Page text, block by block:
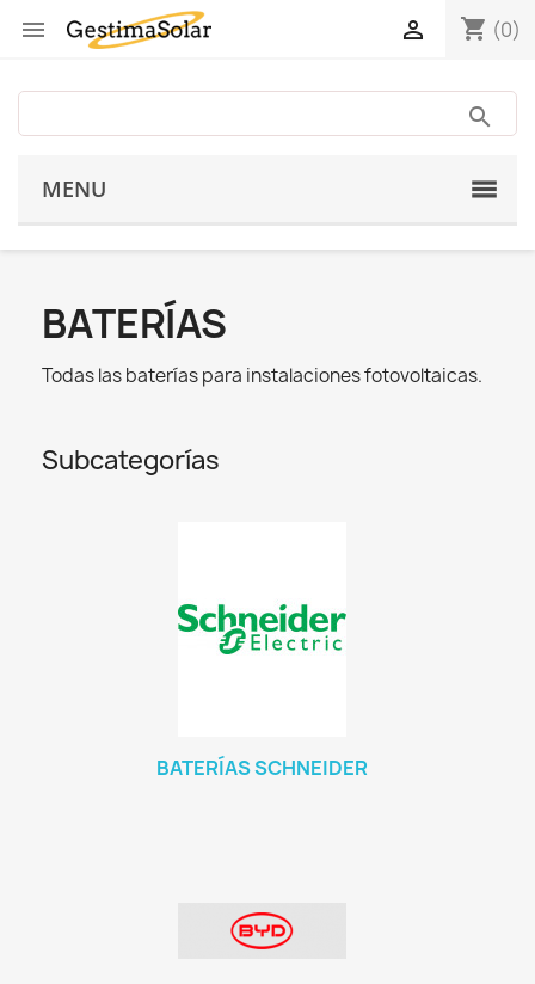
 shopping_cart (0)

MENU
BATERÍAS
Todas las baterías para instalaciones fotovoltaicas.
Subcategorías
BATERÍAS SCHNEIDER